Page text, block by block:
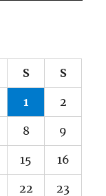
S S
1 2
8 9
15 16
22 23